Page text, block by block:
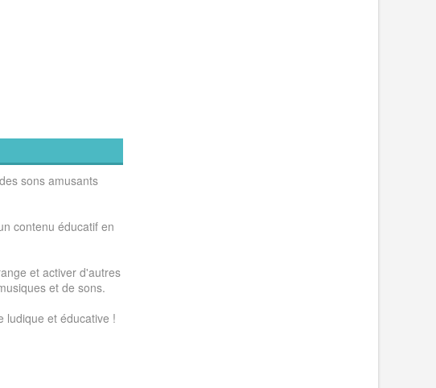
sons amusants
contenu éducatif en
et activer d'autres
et de sons.
ludique et éducative !